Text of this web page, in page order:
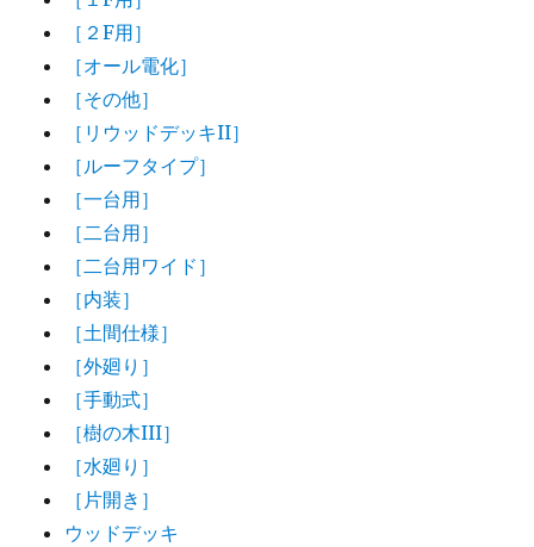
［２F用］
［オール電化］
［その他］
［リウッドデッキII］
［ルーフタイプ］
［一台用］
［二台用］
［二台用ワイド］
［内装］
［土間仕様］
［外廻り］
［手動式］
［樹の木III］
［水廻り］
［片開き］
ウッドデッキ